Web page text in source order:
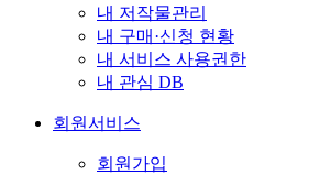
내 저작물관리
내 구매·신청 현황
내 서비스 사용권한
내 관심 DB
회원서비스
회원가입